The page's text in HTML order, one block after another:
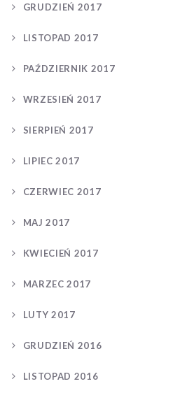
GRUDZIEŃ 2017
LISTOPAD 2017
PAŹDZIERNIK 2017
WRZESIEŃ 2017
SIERPIEŃ 2017
LIPIEC 2017
CZERWIEC 2017
MAJ 2017
KWIECIEŃ 2017
MARZEC 2017
LUTY 2017
GRUDZIEŃ 2016
LISTOPAD 2016